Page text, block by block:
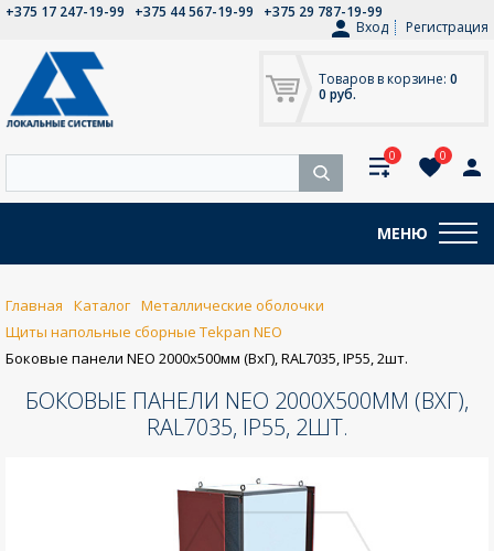
+375 17 247-19-99 +375 44 567-19-99
+375 29 787-19-99
Вход
Регистрация
Товаров в корзине: 0
0 руб.
0 0
МЕНЮ
Главная Каталог Металлические оболочки
Щиты напольные сборные Tekpan NEO
Боковые панели NEO 2000x500мм (ВxГ), RAL7035, IP55, 2шт.
БОКОВЫЕ ПАНЕЛИ NEO 2000X500ММ (ВXГ),
RAL7035, IP55, 2ШТ.